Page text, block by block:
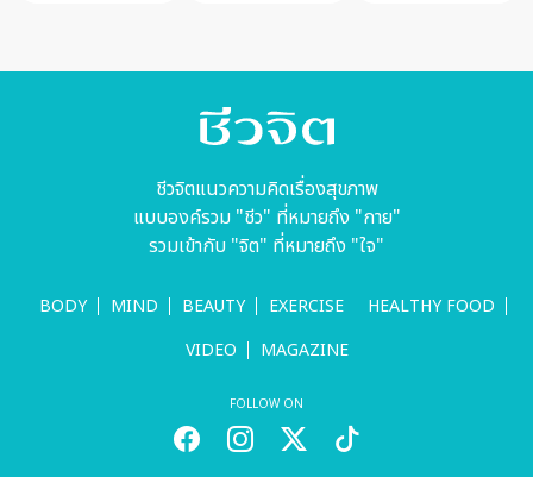
ชีวจิตแนวความคิดเรื่องสุขภาพ
แบบองค์รวม "ชีว" ที่หมายถึง "กาย"
รวมเข้ากับ "จิต" ที่หมายถึง "ใจ"
BODY MIND BEAUTY EXERCISE
HEALTHY FOOD
VIDEO
MAGAZINE
FOLLOW ON